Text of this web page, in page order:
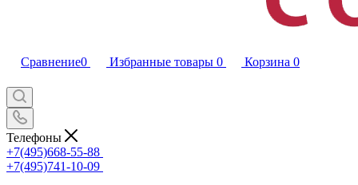
Сравнение0 Избранные товары 0 Корзина 0
Телефоны
+7(495)668-55-88
+7(495)741-10-09